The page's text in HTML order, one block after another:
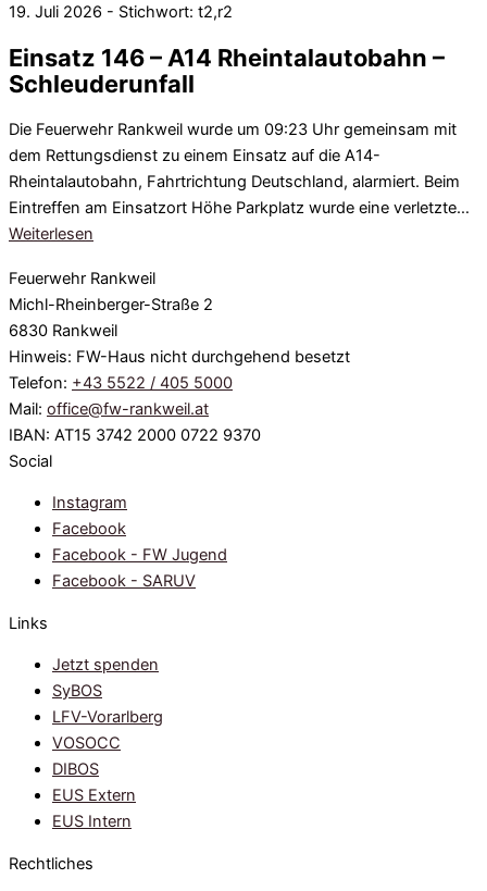
19. Juli 2026 - Stichwort: t2,r2
Einsatz 146 – A14 Rheintalautobahn –
Schleuderunfall
Die Feuerwehr Rankweil wurde um 09:23 Uhr gemeinsam mit
dem Rettungsdienst zu einem Einsatz auf die A14-
Rheintalautobahn, Fahrtrichtung Deutschland, alarmiert. Beim
Eintreffen am Einsatzort Höhe Parkplatz wurde eine verletzte…
Weiterlesen
Feuerwehr Rankweil
Michl-Rheinberger-Straße 2
6830 Rankweil
Hinweis: FW-Haus nicht durchgehend besetzt
Telefon: +43 5522 / 405 5000
Mail: office@fw-rankweil.at
IBAN: AT15 3742 2000 0722 9370
Social
Instagram
Facebook
Facebook - FW Jugend
Facebook - SARUV
Links
Jetzt spenden
SyBOS
LFV-Vorarlberg
VOSOCC
DIBOS
EUS Extern
EUS Intern
Rechtliches